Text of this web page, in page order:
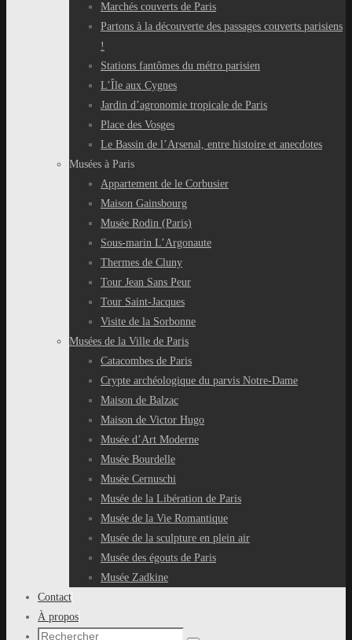
Marchés couverts de Paris
Partons à la découverte des passages couverts parisiens
!
Stations fantômes du métro parisien
L’Île aux Cygnes
Jardin d’agronomie tropicale de Paris
Place des Vosges
Le Bassin de l’Arsenal, entre histoire et anecdotes
Musées à Paris
Appartement de le Corbusier
Maison Gainsbourg
Musée Rodin (Paris)
Sous-marin L’Argonaute
Thermes de Cluny
Tour Jean Sans Peur
Tour Saint-Jacques
Visite de la Sorbonne
Musées de la Ville de Paris
Catacombes de Paris
Crypte archéologique du parvis Notre-Dame
Maison de Balzac
Maison de Victor Hugo
Musée d’Art Moderne
Musée Bourdelle
Musée Cernuschi
Musée de la Libération de Paris
Musée de la Vie Romantique
Musée de la sculpture en plein air
Musée des égouts de Paris
Musée Zadkine
Contact
À propos
Recherche